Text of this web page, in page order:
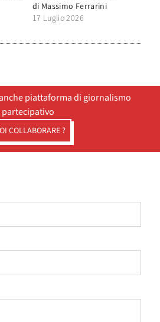
di Massimo Ferrarini
17 Luglio 2026
piattaforma di giornalismo
partecipativo
COLLABORARE ?